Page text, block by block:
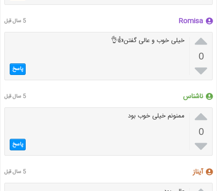
Romisa 5 سال قبل

0

خیلی خوب و عالی گفتن👍👌
پاسخ
ناشناس 5 سال قبل

0

ممنونم خیلی خوب بود
پاسخ
آیناز 5 سال قبل